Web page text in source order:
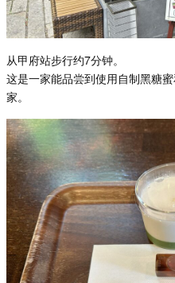
从甲府站步行约7分钟。
这是一家能品尝到使用自制黑糖
家。